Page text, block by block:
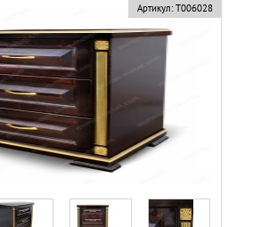
Артикул: Т006028